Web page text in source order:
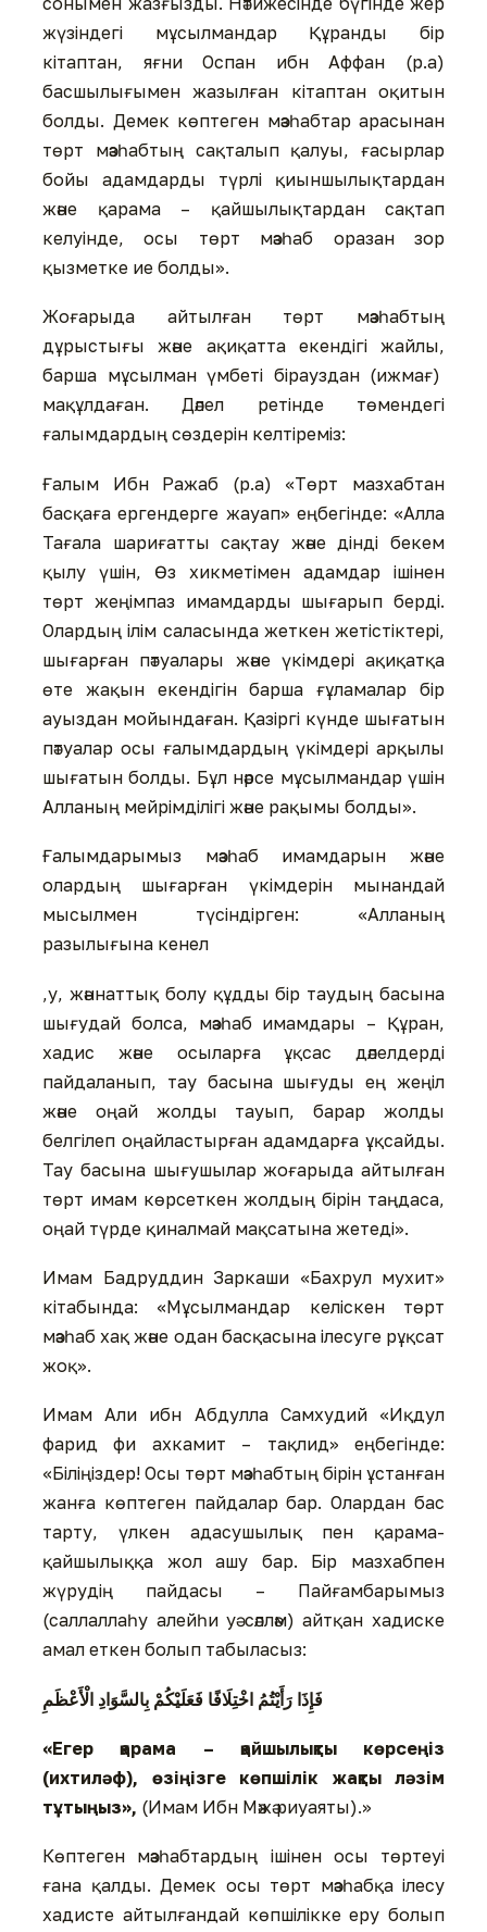
жүзіндегі мұсылмандар Құранды бір
кітаптан, яғни Оспан ибн Аффан (р.а)
басшылығымен жазылған кітаптан оқитын
болды. Демек көптеген мәзһабтар арасынан
төрт мәзһабтың сақталып қалуы, ғасырлар
бойы адамдарды түрлі қиыншылықтардан
және қарама – қайшылықтардан сақтап
келуінде, осы төрт мәзһаб оразан зор
қызметке ие болды».
Жоғарыда айтылған төрт мәзһабтың
дұрыстығы және ақиқатта екендігі жайлы,
барша мұсылман үмбеті бірауздан (ижмағ)
мақұлдаған. Дәлел ретінде төмендегі
ғалымдардың сөздерін келтіреміз:
Ғалым Ибн Ражаб (р.а) «Төрт мазхабтан
басқаға ергендерге жауап» еңбегінде: «Алла
Тағала шариғатты сақтау және дінді бекем
қылу үшін, Өз хикметімен адамдар ішінен
төрт жеңімпаз имамдарды шығарып берді.
Олардың ілім саласында жеткен жетістіктері,
шығарған пәтуалары және үкімдері ақиқатқа
өте жақын екендігін барша ғұламалар бір
ауыздан мойындаған. Қазіргі күнде шығатын
пәтуалар осы ғалымдардың үкімдері арқылы
шығатын болды. Бұл нәрсе мұсылмандар үшін
Алланың мейрімділігі және рақымы болды».
Ғалымдарымыз мәзһаб имамдарын және
олардың шығарған үкімдерін мынандай
мысылмен түсіндірген: «Алланың
разылығына кенел
,у, жәннаттық болу құдды бір таудың басына
шығудай болса, мәзһаб имамдары – Құран,
хадис және осыларға ұқсас дәлелдерді
пайдаланып, тау басына шығуды ең жеңіл
және оңай жолды тауып, барар жолды
белгілеп оңайластырған адамдарға ұқсайды.
Тау басына шығушылар жоғарыда айтылған
төрт имам көрсеткен жолдың бірін таңдаса,
оңай түрде қиналмай мақсатына жетеді».
Имам Бадруддин Заркаши «Бахрул мухит»
кітабында: «Мұсылмандар келіскен төрт
мәзһаб хақ және одан басқасына ілесуге рұқсат
жоқ».
Имам Али ибн Абдулла Самхудий «Иқдул
фарид фи ахкамит – тақлид» еңбегінде:
«Біліңіздер! Осы төрт мәзһабтың бірін ұстанған
жанға көптеген пайдалар бар. Олардан бас
тарту, үлкен адасушылық пен қарама-
қайшылыққа жол ашу бар. Бір мазхабпен
жүрудің пайдасы – Пайғамбарымыз
(саллаллаһу алейһи уә сәлләм) айтқан хадиске
амал еткен болып табыласыз:
فَإِذَا رَأَيْتُمُ اخْتِلَافًا فَعَلَيْكُمْ بِالسَّوَادِ الْأَعْظَمِ
«Егер қарама – қайшылықты көрсеңіз
(ихтиләф), өзіңізге көпшілік жақты ләзім
тұтыңыз», (Имам Ибн Мәжә риуаяты).»
Көптеген мәзһабтардың ішінен осы төртеуі
ғана қалды. Демек осы төрт мәзһабқа ілесу
хадисте айтылғандай көпшілікке еру болып